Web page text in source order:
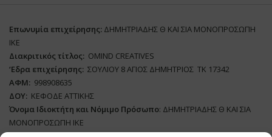
Επωνυμία επιχείρησης: ΔΗΜΗΤΡΙΑΔΗΣ Θ ΚΑΙ ΣΙΑ ΜΟΝΟΠΡΟΣΩΠΗ
ΙΚΕ
Διακριτικός τίτλος: ΟΜΙΝD CREATIVES
‘Eδρα επιχείρησης: ΣΟΥΛΙΟΥ 8 ΑΓΙΟΣ ΔΗΜΗΤΡΙΟΣ ΤΚ 17342
ΑΦΜ: 998908635
ΔΟΥ: ΚΕΦΟΔΕ ΑΤΤΙΚΗΣ
Όνομα Ιδιοκτήτη και Νόμιμο Πρόσωπο: ΔΗΜΗΤΡΙΑΔΗΣ Θ ΚΑΙ ΣΙΑ
ΜΟΝΟΠΡΟΣΩΠΗ ΙΚΕ